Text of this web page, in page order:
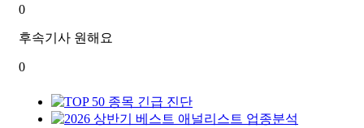
0
후속기사 원해요
0